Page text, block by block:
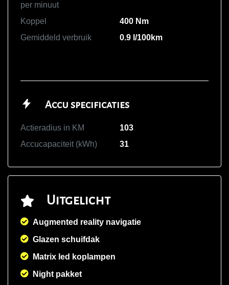
per minuut
Koppel
400 Nm
Gemiddeld verbruik
0.9 l/100km
Accu specificaties
Actieradius in KM
103
Accucapaciteit (kWh)
31
Uitgelicht
Augmented reality navigatie
Glazen schuifdak
Matrix led koplampen
Night pakket